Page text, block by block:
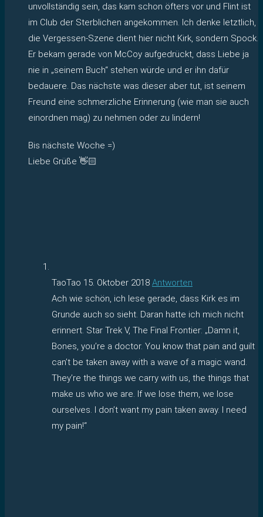
unvollständig sein, das kam schon öfters vor und Flint ist
im Club der Sterblichen angekommen. Ich denke letztlich,
die Vergessen-Szene dient hier nicht Kirk, sondern Spock.
Er bekam gerade von McCoy aufgedrückt, dass Liebe ja
nie in „seinem Buch“ stehen würde und er ihn dafür
bedauere. Das nächste was dieser aber tut, ist seinem
Freund eine schmerzliche Erinnerung (wie man sie auch
einordnen mag) zu nehmen oder zu lindern!
Bis nächste Woche =)
Liebe Grüße 👋🏻
TaoTao 15. Oktober 2018 Antworten
Ach wie schön, ich lese gerade, dass Kirk es im
Grunde auch so sieht. Daran hatte ich mich nicht
erinnert. Star Trek V, The Final Frontier: „Damn it,
Bones, you’re a doctor. You know that pain and guilt
can’t be taken away with a wave of a magic wand.
They’re the things we carry with us, the things that
make us who we are. If we lose them, we lose
ourselves. I don’t want my pain taken away. I need
my pain!“